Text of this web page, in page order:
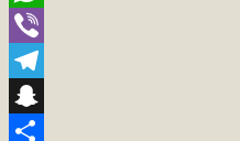
WhatsApp
Viber
Telegram
Snapchat